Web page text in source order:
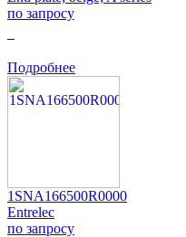
по запросу
Подробнее
1SNA166500R0000
Entrelec
по запросу